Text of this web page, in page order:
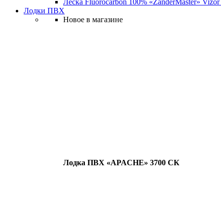
Леска Fluorocarbon 100% «ZanderMaster» Vizor
Лодки ПВХ
Новое в магазине
Лодка ПВХ «APACHE» 3700 СК